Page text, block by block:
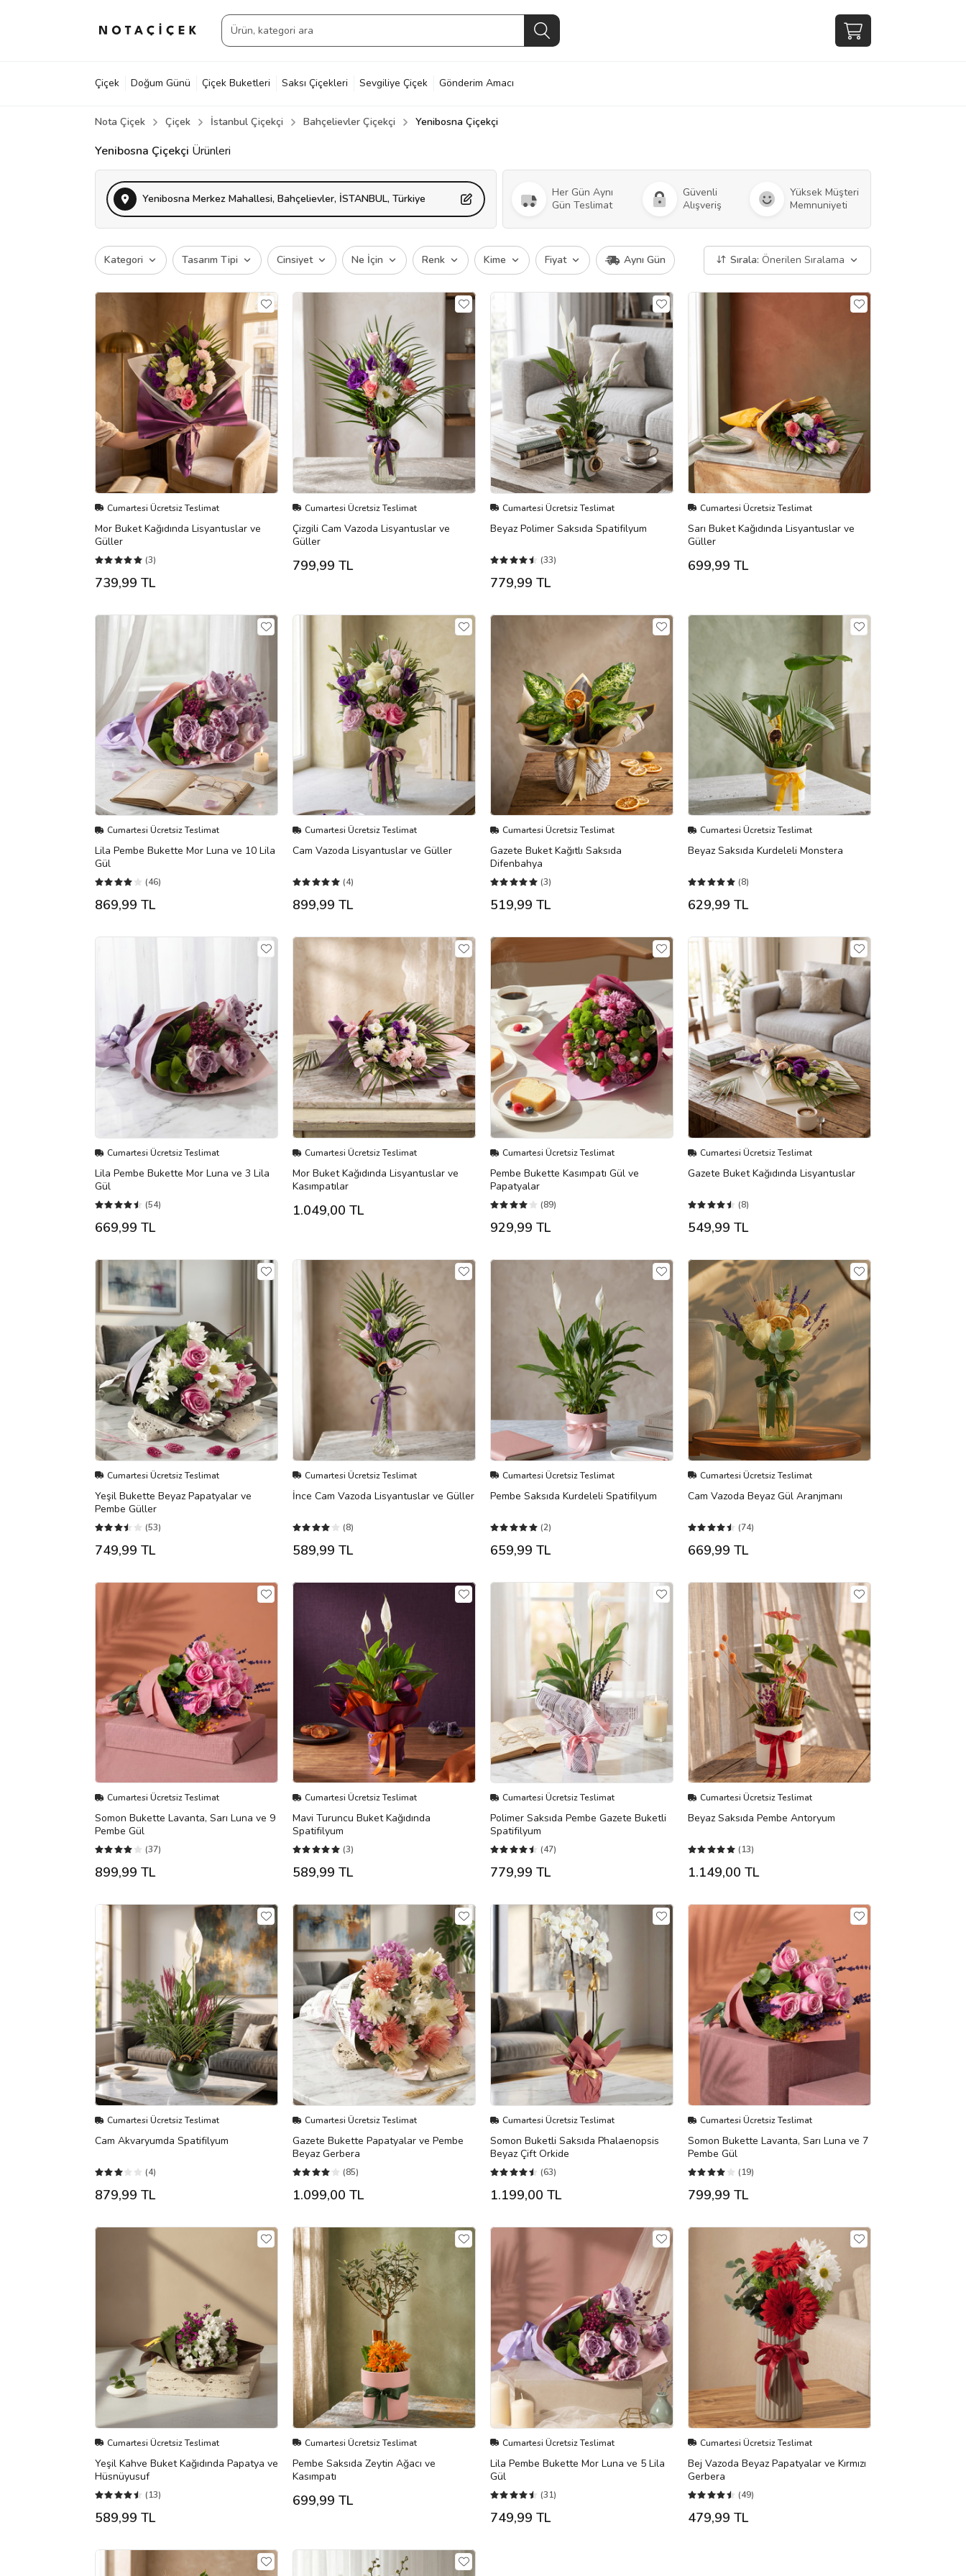
Çiçek Doğum Günü Çiçek Buketleri Saksı Çiçekleri Sevgiliye Çiçek Gönderim Amacı
Nota Çiçek Çiçek İstanbul Çiçekçi Bahçelievler Çiçekçi Yenibosna Çiçekçi
Yenibosna Çiçekçi Ürünleri
Yenibosna Merkez Mahallesi, Bahçelievler, İSTANBUL, Türkiye
Her Gün Aynı
Gün Teslimat
Güvenli
Alışveriş
Yüksek Müşteri
Memnuniyeti
Kategori Tasarım Tipi Cinsiyet Ne İçin Renk Kime Fiyat Aynı Gün Sırala: Önerilen Sıralama
Cumartesi Ücretsiz Teslimat
Mor Buket Kağıdında Lisyantuslar ve
Güller
(3)
739,99 TL
Cumartesi Ücretsiz Teslimat
Çizgili Cam Vazoda Lisyantuslar ve
Güller
799,99 TL
Cumartesi Ücretsiz Teslimat
Beyaz Polimer Saksıda Spatifilyum
(33)
779,99 TL
Cumartesi Ücretsiz Teslimat
Sarı Buket Kağıdında Lisyantuslar ve
Güller
699,99 TL
Cumartesi Ücretsiz Teslimat
Lila Pembe Bukette Mor Luna ve 10 Lila
Gül
(46)
869,99 TL
Cumartesi Ücretsiz Teslimat
Cam Vazoda Lisyantuslar ve Güller
(4)
899,99 TL
Cumartesi Ücretsiz Teslimat
Gazete Buket Kağıtlı Saksıda
Difenbahya
(3)
519,99 TL
Cumartesi Ücretsiz Teslimat
Beyaz Saksıda Kurdeleli Monstera
(8)
629,99 TL
Cumartesi Ücretsiz Teslimat
Lila Pembe Bukette Mor Luna ve 3 Lila
Gül
(54)
669,99 TL
Cumartesi Ücretsiz Teslimat
Mor Buket Kağıdında Lisyantuslar ve
Kasımpatılar
1.049,00 TL
Cumartesi Ücretsiz Teslimat
Pembe Bukette Kasımpatı Gül ve
Papatyalar
(89)
929,99 TL
Cumartesi Ücretsiz Teslimat
Gazete Buket Kağıdında Lisyantuslar
(8)
549,99 TL
Cumartesi Ücretsiz Teslimat
Yeşil Bukette Beyaz Papatyalar ve
Pembe Güller
(53)
749,99 TL
Cumartesi Ücretsiz Teslimat
İnce Cam Vazoda Lisyantuslar ve Güller
(8)
589,99 TL
Cumartesi Ücretsiz Teslimat
Pembe Saksıda Kurdeleli Spatifilyum
(2)
659,99 TL
Cumartesi Ücretsiz Teslimat
Cam Vazoda Beyaz Gül Aranjmanı
(74)
669,99 TL
Cumartesi Ücretsiz Teslimat
Somon Bukette Lavanta, Sarı Luna ve 9
Pembe Gül
(37)
899,99 TL
Cumartesi Ücretsiz Teslimat
Mavi Turuncu Buket Kağıdında
Spatifilyum
(3)
589,99 TL
Cumartesi Ücretsiz Teslimat
Polimer Saksıda Pembe Gazete Buketli
Spatifilyum
(47)
779,99 TL
Cumartesi Ücretsiz Teslimat
Beyaz Saksıda Pembe Antoryum
(13)
1.149,00 TL
Cumartesi Ücretsiz Teslimat
Cam Akvaryumda Spatifilyum
(4)
879,99 TL
Cumartesi Ücretsiz Teslimat
Gazete Bukette Papatyalar ve Pembe
Beyaz Gerbera
(85)
1.099,00 TL
Cumartesi Ücretsiz Teslimat
Somon Buketli Saksıda Phalaenopsis
Beyaz Çift Orkide
(63)
1.199,00 TL
Cumartesi Ücretsiz Teslimat
Somon Bukette Lavanta, Sarı Luna ve 7
Pembe Gül
(19)
799,99 TL
Cumartesi Ücretsiz Teslimat
Yeşil Kahve Buket Kağıdında Papatya ve
Hüsnüyusuf
(13)
589,99 TL
Cumartesi Ücretsiz Teslimat
Pembe Saksıda Zeytin Ağacı ve
Kasımpatı
699,99 TL
Cumartesi Ücretsiz Teslimat
Lila Pembe Bukette Mor Luna ve 5 Lila
Gül
(31)
749,99 TL
Cumartesi Ücretsiz Teslimat
Bej Vazoda Beyaz Papatyalar ve Kırmızı
Gerbera
(49)
479,99 TL